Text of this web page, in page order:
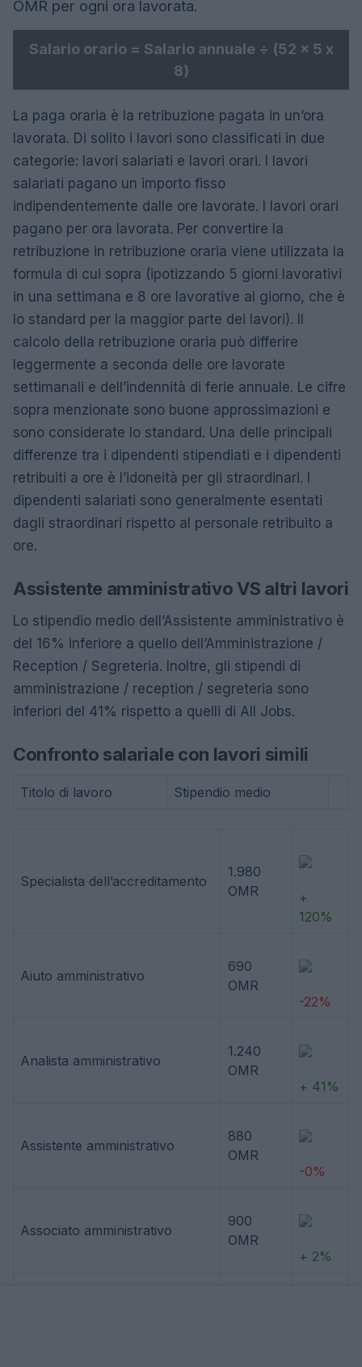
OMR per ogni ora lavorata.
Salario orario = Salario annuale ÷ (52 x 5 x
8)
La paga oraria è la retribuzione pagata in un’ora
lavorata. Di solito i lavori sono classificati in due
categorie: lavori salariati e lavori orari. I lavori
salariati pagano un importo fisso
indipendentemente dalle ore lavorate. I lavori orari
pagano per ora lavorata. Per convertire la
retribuzione in retribuzione oraria viene utilizzata la
formula di cui sopra (ipotizzando 5 giorni lavorativi
in ​​una settimana e 8 ore lavorative al giorno, che è
lo standard per la maggior parte dei lavori). Il
calcolo della retribuzione oraria può differire
leggermente a seconda delle ore lavorate
settimanali e dell’indennità di ferie annuale. Le cifre
sopra menzionate sono buone approssimazioni e
sono considerate lo standard. Una delle principali
differenze tra i dipendenti stipendiati e i dipendenti
retribuiti a ore è l’idoneità per gli straordinari. I
dipendenti salariati sono generalmente esentati
dagli straordinari rispetto al personale retribuito a
ore.
Assistente amministrativo VS altri lavori
Lo stipendio medio dell’Assistente amministrativo è
del 16% inferiore a quello dell’Amministrazione /
Reception / Segreteria. Inoltre, gli stipendi di
amministrazione / reception / segreteria sono
inferiori del 41% rispetto a quelli di All Jobs.
Confronto salariale con lavori simili
Titolo di lavoro Stipendio medio
Specialista dell’accreditamento
1.980
OMR
+
120%
Aiuto amministrativo
690
OMR
-22%
Analista amministrativo
1.240
OMR
+ 41%
Assistente amministrativo
880
OMR
-0%
Associato amministrativo
900
OMR
+ 2%